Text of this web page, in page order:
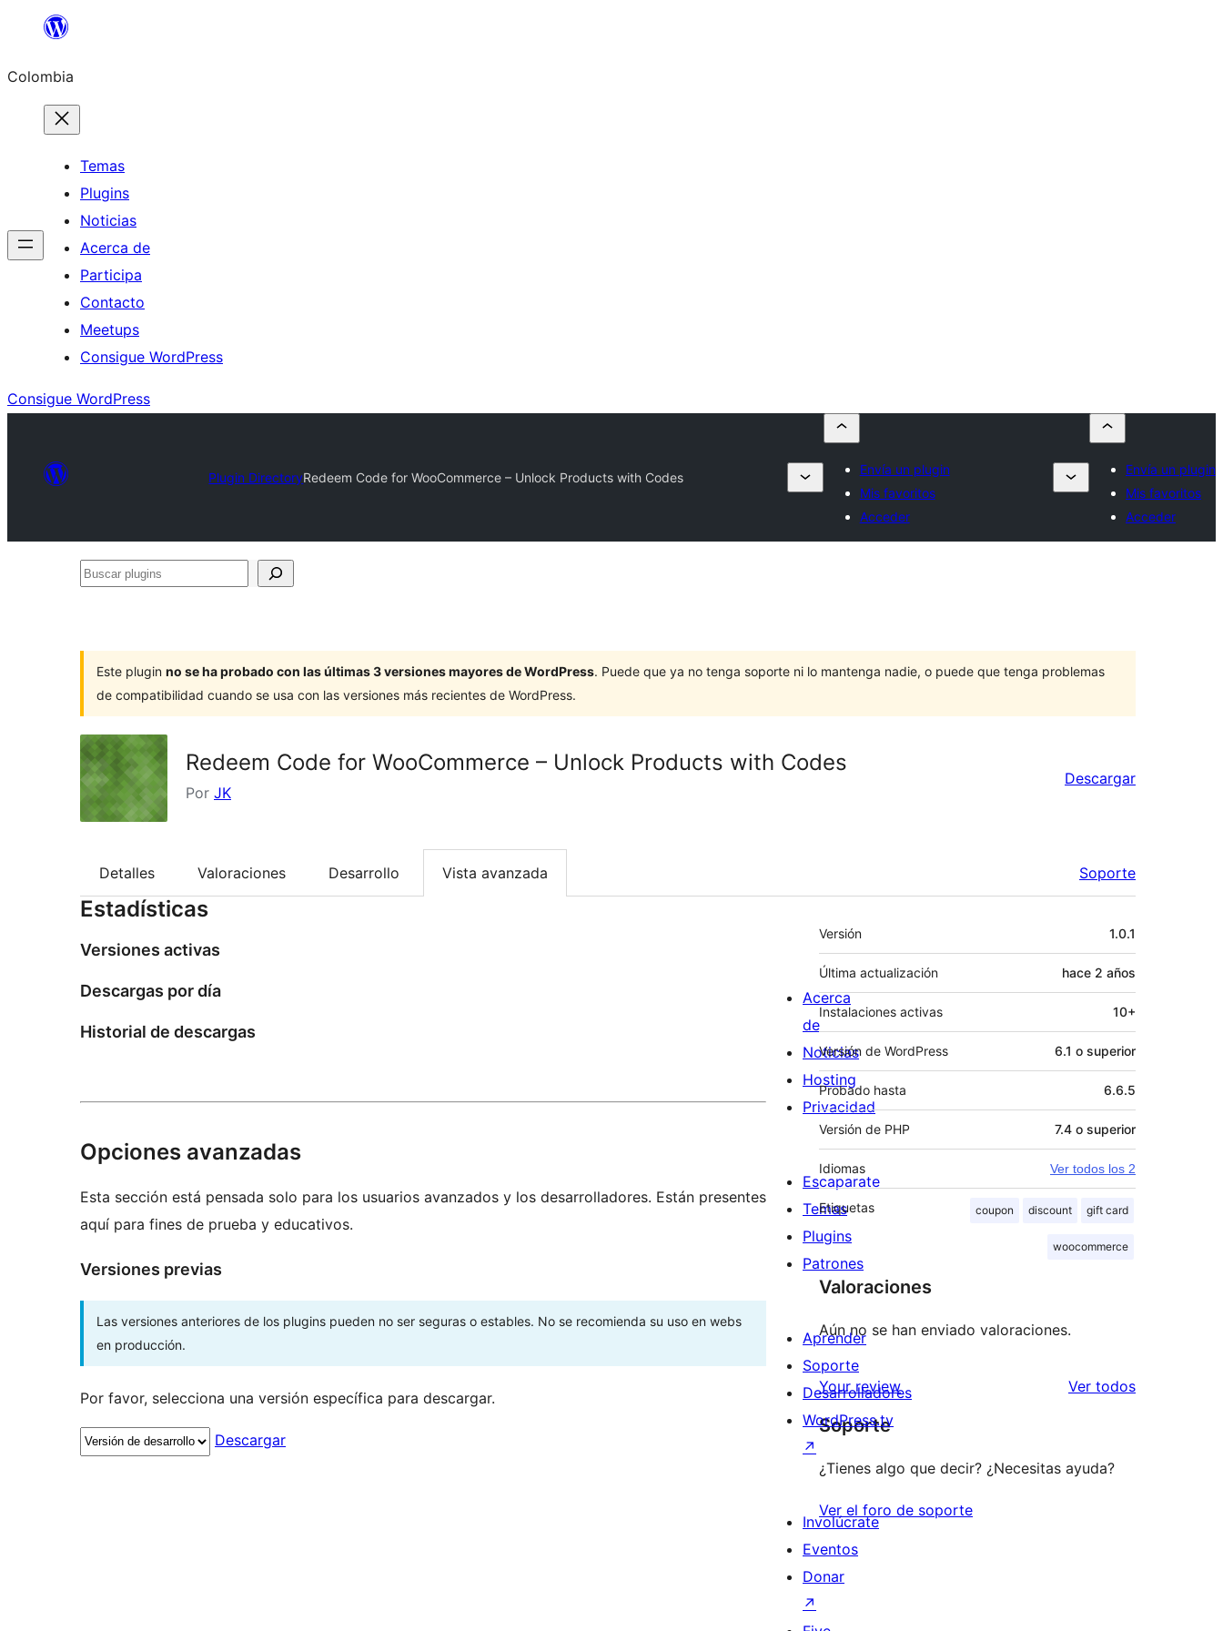
Saltar
contenido
Colombia
Temas
Plugins
Noticias
Acerca de
Participa
Contacto
Meetups
Consigue WordPress
Consigue WordPress
Plugin DirectoryRedeem Code for WooCommerce – Unlock Products with Codes
Envía un plugin
Mis favoritos
Acceder
Envía un plugin
Mis favoritos
Acceder
Buscar
Este plugin no se ha probado con las últimas 3 versiones mayores de WordPress. Puede que ya no tenga soporte ni lo mantenga nadie, o puede que tenga problemas
de compatibilidad cuando se usa con las versiones más recientes de WordPress.
Redeem Code for WooCommerce – Unlock Products with Codes
Por JK
Descargar
Detalles Valoraciones Desarrollo Vista avanzada Soporte
Estadísticas
Versiones activas
Descargas por día
Historial de descargas
Opciones avanzadas
Esta sección está pensada solo para los usuarios avanzados y los desarrolladores. Están presentes
aquí para fines de prueba y educativos.
Versiones previas
Las versiones anteriores de los plugins pueden no ser seguras o estables. No se recomienda su uso en webs
en producción.
Por favor, selecciona una versión específica para descargar.
Descargar
Meta
Versión 1.0.1
Última actualización hace 2 años
Instalaciones activas 10+
Versión de WordPress 6.1 o superior
Probado hasta 6.6.5
Versión de PHP 7.4 o superior
Idiomas Ver todos los 2
Etiquetas coupon discount gift card
woocommerce
Valoraciones
Aún no se han enviado valoraciones.
Your review Ver todoslos
Soporte
¿Tienes algo que decir? ¿Necesitas ayuda?
Ver el foro de soporte
Acerca
de
Noticias
Hosting
Privacidad
Escaparate
Temas
Plugins
Patrones
Aprender
Soporte
Desarrolladores
WordPress.tv
↗
Involúcrate
Eventos
Donar
↗